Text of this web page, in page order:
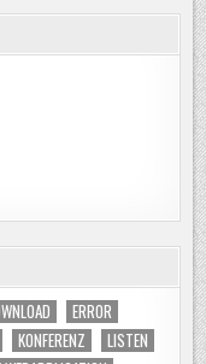
ERROR
KONFERENZ
LISTEN